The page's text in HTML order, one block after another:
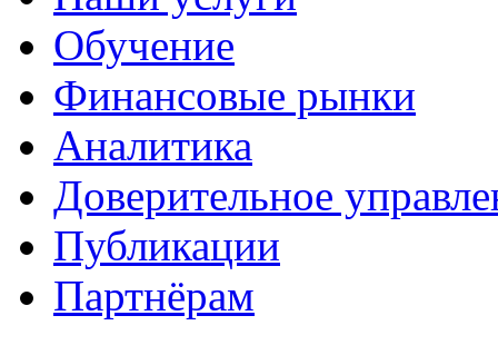
Обучение
Финансовые рынки
Аналитика
Доверительное
Публикации
Партнёрам